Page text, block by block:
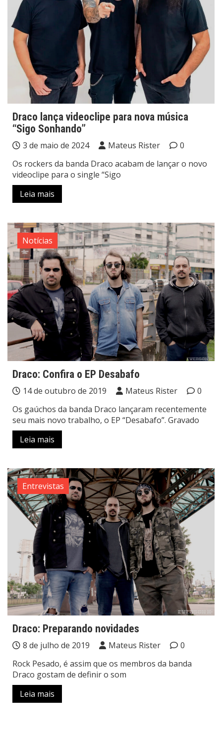
Draco lança videoclipe para nova música
“Sigo Sonhando”
3 de maio de 2024 Mateus Rister
0
Os rockers da banda Draco acabam de lançar o novo
videoclipe para o single “Sigo
Leia mais
Notícias
Draco: Confira o EP Desabafo
14 de outubro de 2019 Mateus Rister
0
Os gaúchos da banda Draco lançaram recentemente
seu mais novo trabalho, o EP “Desabafo”. Gravado
Leia mais
Entrevistas
Draco: Preparando novidades
8 de julho de 2019 Mateus Rister
0
Rock Pesado, é assim que os membros da banda
Draco gostam de definir o som
Leia mais